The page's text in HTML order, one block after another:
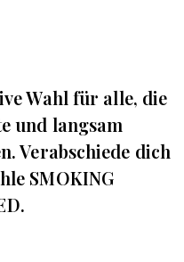
Wahl für alle, die
und langsam
Verabschiede dich
SMOKING